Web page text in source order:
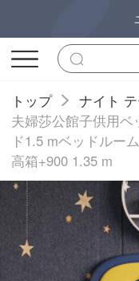
トップ
ナイト
夫婦莎公館子供用
ド1.5 mベッドルー
高箱+900 1.35 m